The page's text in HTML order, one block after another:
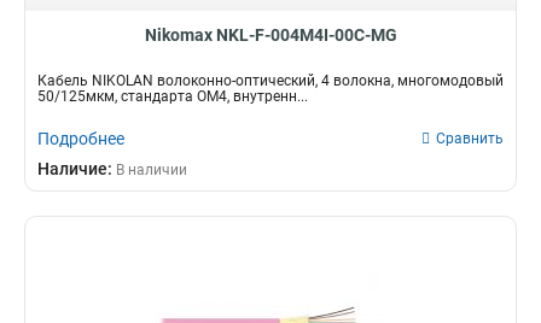
Nikomax NKL-F-004M4I-00C-MG
Кабель NIKOLAN волоконно-оптический, 4 волокна, многомодовый
50/125мкм, стандарта ОМ4, внутренн...
Подробнее Сравнить
Наличие: В наличии